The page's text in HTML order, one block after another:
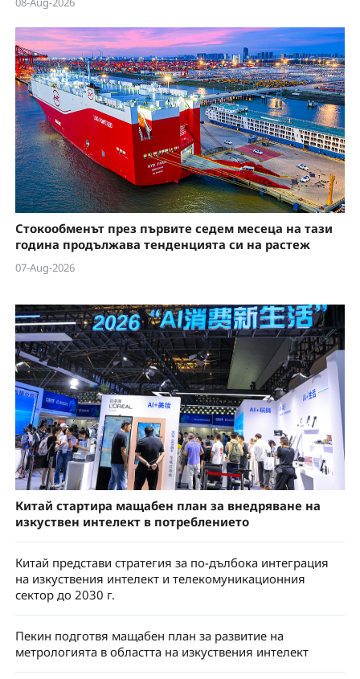
Стокообменът през първите седем месеца на тази
година продължава тенденцията си на растеж
07-Aug-2026
Китай стартира мащабен план за внедряване на
изкуствен интелект в потреблението
Китай представи стратегия за по-дълбока интеграция
на изкуствения интелект и телекомуникационния
сектор до 2030 г.
Пекин подготвя мащабен план за развитие на
метрологията в областта на изкуствения интелект